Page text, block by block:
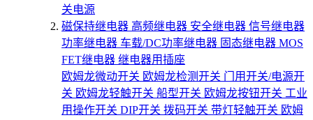
关电源
磁保持继电器 高频继电器 安全继电器 信号继电器
功率继电器 车载/DC功率继电器 固态继电器 MOS
FET继电器 继电器用插座
欧姆龙微动开关 欧姆龙检测开关 门用开关/电源开
关 欧姆龙轻触开关 船型开关 欧姆龙按钮开关 工业
用操作开关 DIP开关 拨码开关 带灯轻触开关 欧姆